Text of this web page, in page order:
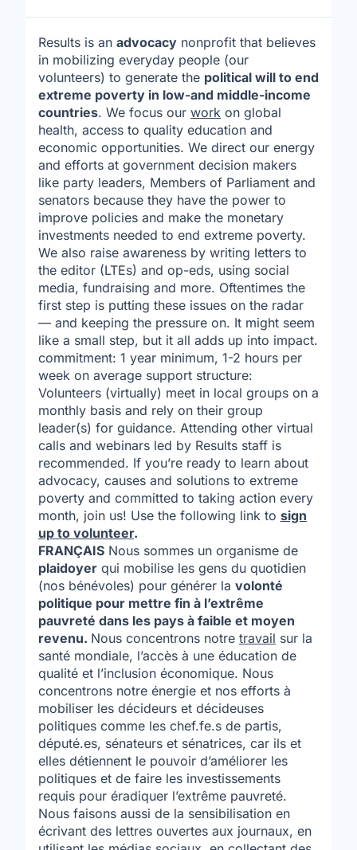
Results is an advocacy nonprofit that believes
in mobilizing everyday people (our
volunteers) to generate the political will to end
extreme poverty in low-and middle-income
countries. We focus our work on global
health, access to quality education and
economic opportunities. We direct our energy
and efforts at government decision makers
like party leaders, Members of Parliament and
senators because they have the power to
improve policies and make the monetary
investments needed to end extreme poverty.
We also raise awareness by writing letters to
the editor (LTEs) and op-eds, using social
media, fundraising and more. Oftentimes the
first step is putting these issues on the radar
— and keeping the pressure on. It might seem
like a small step, but it all adds up into impact.
commitment: 1 year minimum, 1-2 hours per
week on average support structure:
Volunteers (virtually) meet in local groups on a
monthly basis and rely on their group
leader(s) for guidance. Attending other virtual
calls and webinars led by Results staff is
recommended. If you’re ready to learn about
advocacy, causes and solutions to extreme
poverty and committed to taking action every
month, join us! Use the following link to sign
up to volunteer.
FRANÇAIS Nous sommes un organisme de
plaidoyer qui mobilise les gens du quotidien
(nos bénévoles) pour générer la volonté
politique pour mettre fin à l’extrême
pauvreté dans les pays à faible et moyen
revenu. Nous concentrons notre travail sur la
santé mondiale, l’accès à une éducation de
qualité et l’inclusion économique. Nous
concentrons notre énergie et nos efforts à
mobiliser les décideurs et décideuses
politiques comme les chef.fe.s de partis,
député.es, sénateurs et sénatrices, car ils et
elles détiennent le pouvoir d’améliorer les
politiques et de faire les investissements
requis pour éradiquer l’extrême pauvreté.
Nous faisons aussi de la sensibilisation en
écrivant des lettres ouvertes aux journaux, en